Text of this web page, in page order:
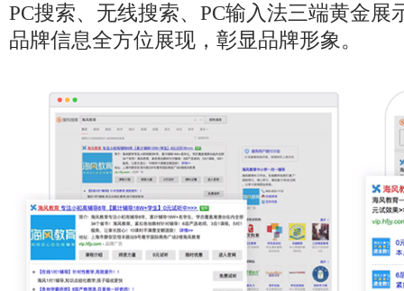
PC搜索、无线搜索、PC输入法三端黄金展
品牌信息全方位展现，彰显品牌形象。